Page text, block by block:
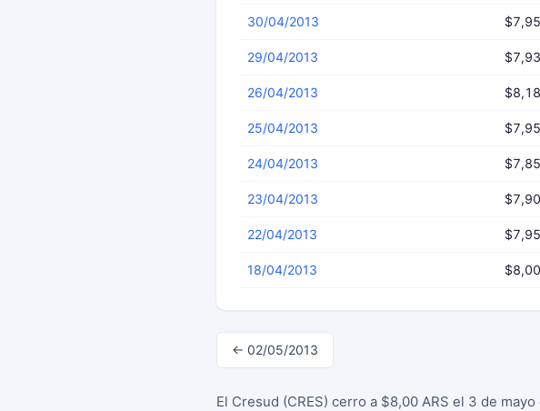
30/04/2013 $7,95
29/04/2013 $7,93
26/04/2013 $8,18
25/04/2013 $7,95
24/04/2013 $7,85
23/04/2013 $7,90
22/04/2013 $7,95
18/04/2013 $8,00
← 02/05/2013
El Cresud (CRES) cerro a $8,00 ARS el 3 de